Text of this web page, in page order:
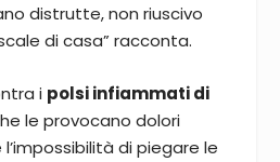
distrutte, non riuscivo
di casa” racconta.
i polsi infiammati di
le provocano dolori
di piegare le